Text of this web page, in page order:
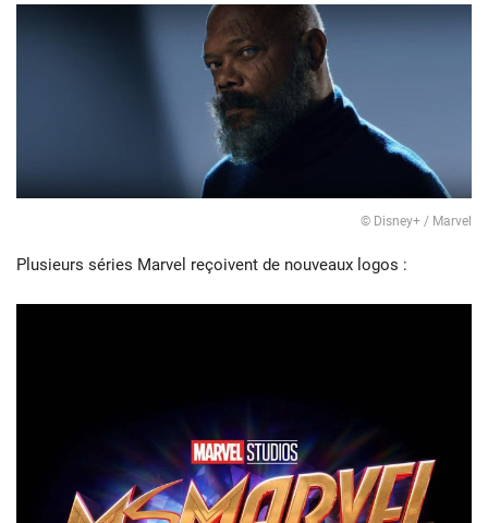
© Disney+ / Marvel
Plusieurs séries Marvel reçoivent de nouveaux logos :